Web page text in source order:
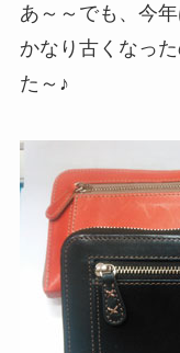
あ～～でも、今
かなり古くなっ
た～♪